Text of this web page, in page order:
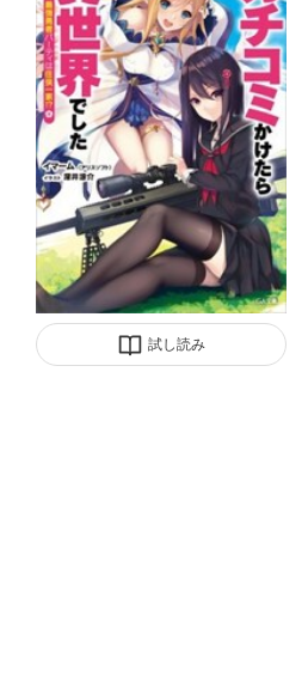
試し読み